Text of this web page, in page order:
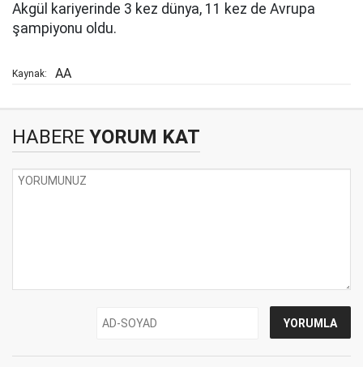
Akgül kariyerinde 3 kez dünya, 11 kez de Avrupa
şampiyonu oldu.
Kaynak: AA
HABERE YORUM KAT